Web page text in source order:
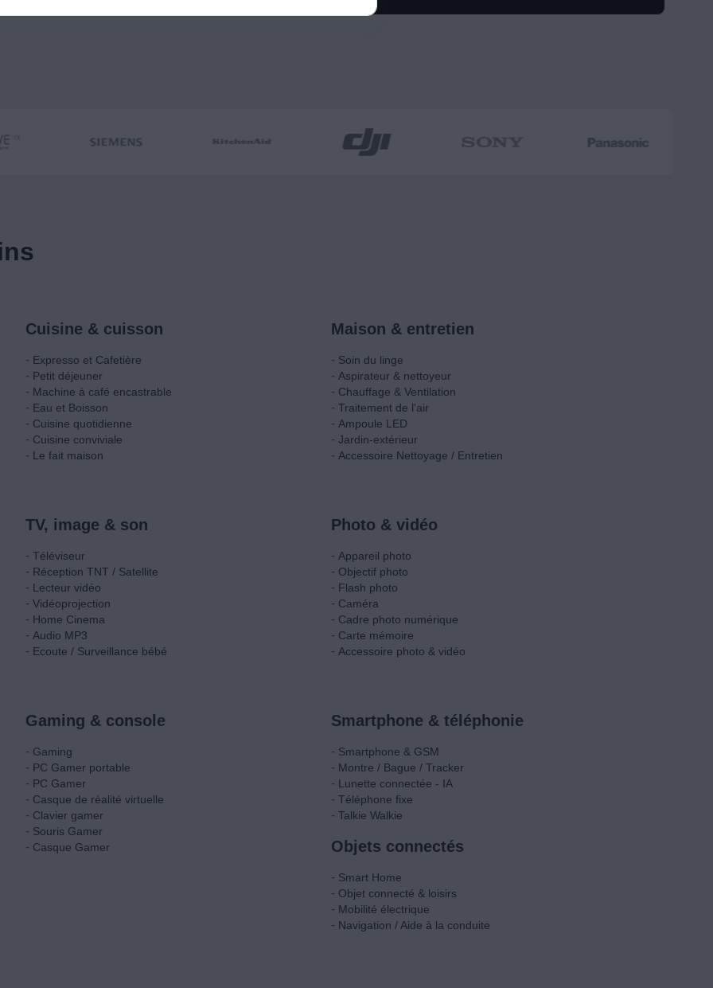
Cuisine & cuisson
- Expresso et Cafetière
- Petit déjeuner
- Machine à café encastrable
- Eau et Boisson
- Cuisine quotidienne
- Cuisine conviviale
- Le fait maison
Maison & entretien
- Soin du linge
- Aspirateur & nettoyeur
- Chauffage & Ventilation
- Traitement de l'air
- Ampoule LED
- Jardin-extérieur
- Accessoire Nettoyage / Entretien
TV, image & son
-Téléviseur
- Réception TNT / Satellite
- Lecteur vidéo
-Vidéoprojection
- Home Cinema
- Audio MP3
- Ecoute / Surveillance bébé
Photo & vidéo
- Appareil photo
- Objectif photo
- Flash photo
- Caméra
- Cadre photo numérique
- Carte mémoire
- Accessoire photo & vidéo
Gaming & console
- Gaming
- PC Gamer portable
- PC Gamer
- Casque de réalité virtuelle
- Clavier gamer
- Souris Gamer
- Casque Gamer
Smartphone & téléphonie
- Smartphone & GSM
- Montre / Bague / Tracker
- Lunette connectée - IA
- Téléphone fixe
- Talkie Walkie
Objets connectés
- Smart Home
- Objet connecté & loisirs
- Mobilité électrique
- Navigation / Aide à la conduite